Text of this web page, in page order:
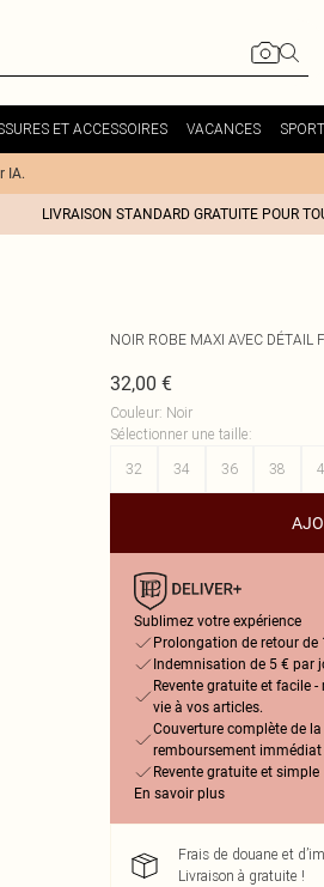
ET ACCESSOIRES VACANCES SPORT
IA.
LIVRAISON STANDARD GRATUITE POUR
NOIR ROBE MAXI AVEC DÉTAIL
32,00 €
Couleur: Noir
Sélectionner une taille:
32
34 36 38
Sublimez votre expérience
Prolongation de retour de
Indemnisation de 5 € par
Revente gratuite et facile
vie à vos articles.
Couverture complète de
remboursement
Revente gratuite et simple
En savoir plus
Frais de douane et
Livraison à gratuite !